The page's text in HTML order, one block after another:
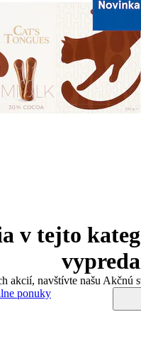
v tejto
akcií, navštívte našu
ponuky